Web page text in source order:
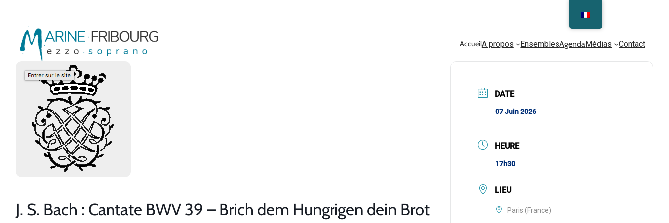
contenu
AccueilA propos EnsemblesAgendaMédias Contact
J. S. Bach : Cantate BWV 39 – Brich dem Hungrigen dein Brot
DATE
07 Juin 2026
HEURE
17h30
LIEU
Paris (France)